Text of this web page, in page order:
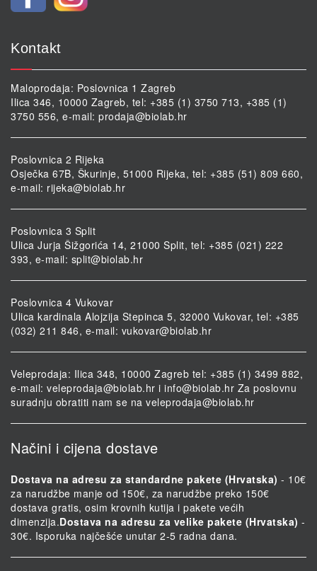
Kontakt
Maloprodaja: Poslovnica 1 Zagreb
Ilica 346, 10000 Zagreb, tel: +385 (1) 3750 713, +385 (1)
3750 556, e-mail: prodaja@biolab.hr
Poslovnica 2 Rijeka
Osječka 67B, Škurinje, 51000 Rijeka, tel: +385 (51) 809 660,
e-mail: rijeka@biolab.hr
Poslovnica 3 Split
Ulica Jurja Šižgorića 14, 21000 Split, tel: +385 (021) 222
393, e-mail: split@biolab.hr
Poslovnica 4 Vukovar
Ulica kardinala Alojzija Stepinca 5, 32000 Vukovar, tel: +385
(032) 211 846, e-mail: vukovar@biolab.hr
Veleprodaja: Ilica 348, 10000 Zagreb tel: +385 (1) 3499 882,
e-mail: veleprodaja@biolab.hr i info@biolab.hr Za poslovnu
suradnju obratiti nam se na veleprodaja@biolab.hr
Načini i cijena dostave
Dostava na adresu za standardne pakete (Hrvatska) - 10€
za narudžbe manje od 150€, za narudžbe preko 150€
dostava gratis, osim krovnih kutija i pakete većih
dimenzija.Dostava na adresu za velike pakete (Hrvatska) -
30€. Isporuka najčešće unutar 2-5 radna dana.